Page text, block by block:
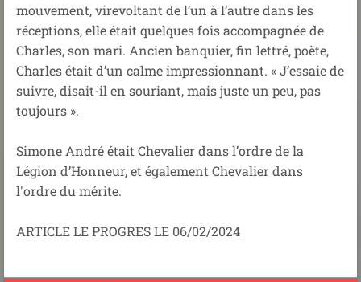
mouvement, virevoltant de l’un à l’autre dans les
réceptions, elle était quelques fois accompagnée de
Charles, son mari. Ancien banquier, fin lettré, poète,
Charles était d’un calme impressionnant. « J’essaie de
suivre, disait-il en souriant, mais juste un peu, pas
toujours ».
Simone André était Chevalier dans l’ordre de la
Légion d’Honneur, et également Chevalier dans
l'ordre du mérite.
ARTICLE LE PROGRES LE 06/02/2024